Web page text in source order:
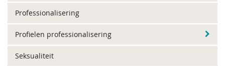
Professionalisering
Profielen professionalisering
Seksualiteit